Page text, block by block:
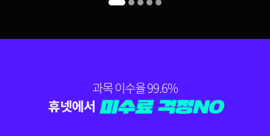
다다익선 150,000원
과목 이수율 99.6%